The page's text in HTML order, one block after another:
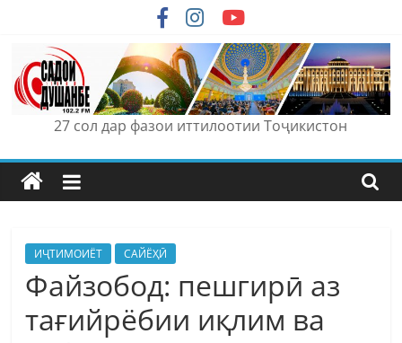
content
27 сол дар фазои иттилоотии Тоҷикистон
ИҶТИМОИЁТ САЙЁҲӢ
Файзобод: пешгирӣ аз
тағийрёбии иқлим ва